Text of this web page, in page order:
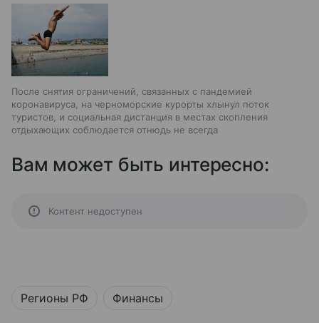
После снятия ограничений, связанных с пандемией
коронавируса, на черноморские курорты хлынул поток
туристов, и социальная дистанция в местах скопления
отдыхающих соблюдается отнюдь не всегда
Вам может быть интересно:
Контент недоступен
Регионы РФ Финансы